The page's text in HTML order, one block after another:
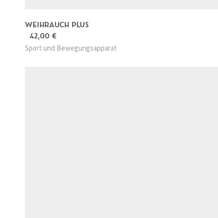
WEIHRAUCH PLUS
42,00 €
Sport und Bewegungsapparat